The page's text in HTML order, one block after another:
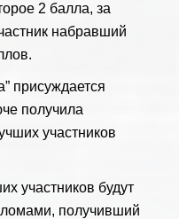
2 балла, за
набравший
присуждается
получила
участников
участников будут
получивший